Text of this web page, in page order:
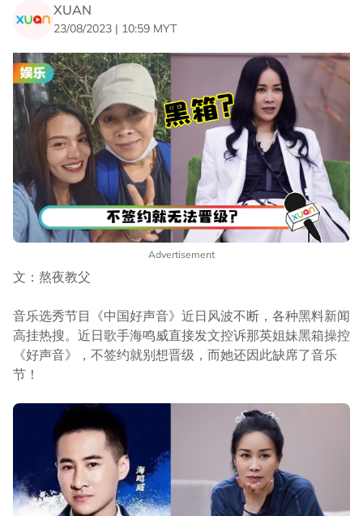
XUAN
23/08/2023 | 10:59 MYT
Advertisement
文：熬夜教父
音乐选秀节目《中国好声音》近日风波不断，各种黑料新闻
高挂热搜。近日歌手海鸣威直接发文控诉那英姐妹黑箱操控
《好声音》，不签约就别想晋级，而她还因此缺席了音乐
节！